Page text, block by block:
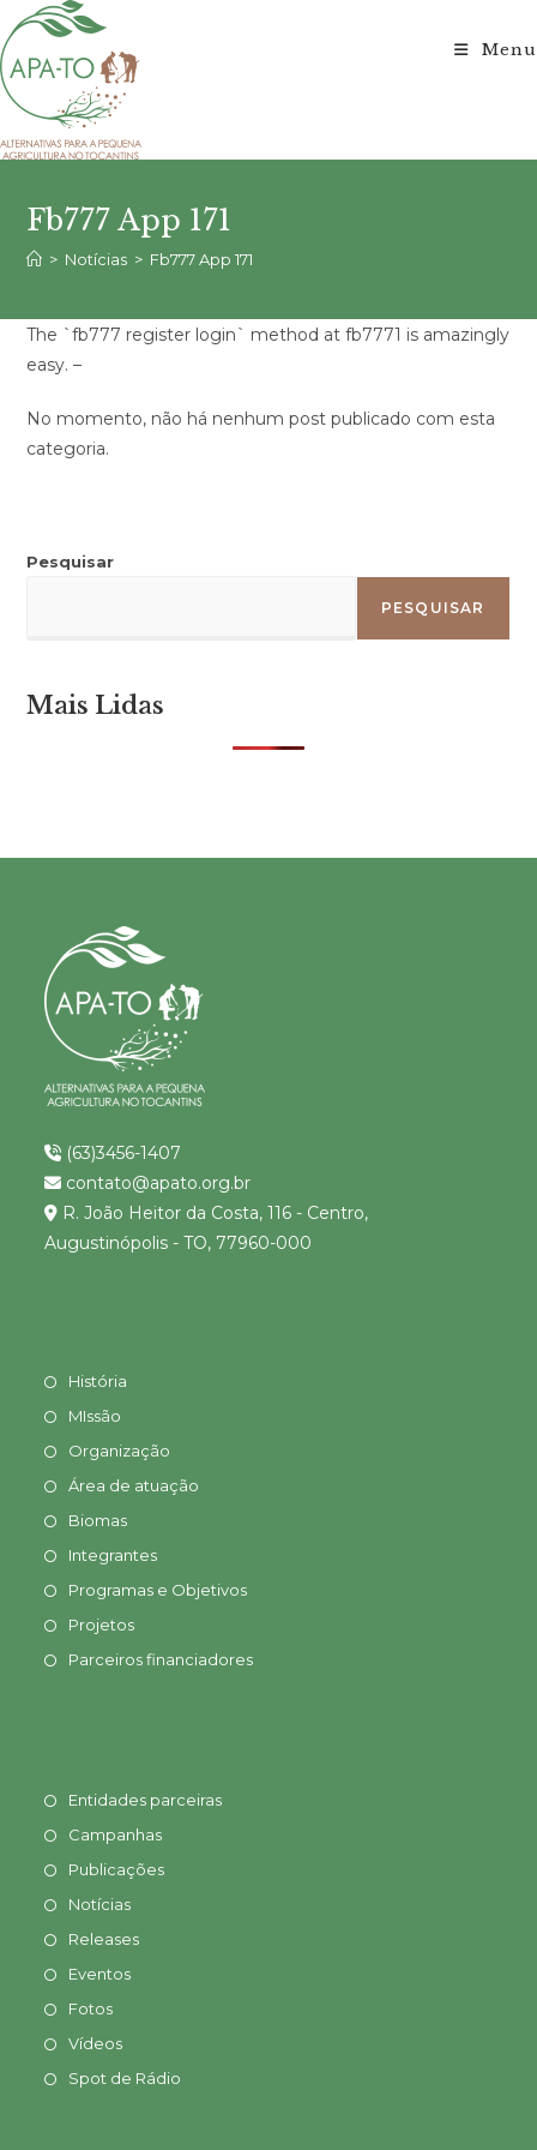
para
o
conteúdo
Menu
Fb777 App 171
> Notícias > Fb777 App 171
The `fb777 register login` method at fb7771 is amazingly
easy. –
No momento, não há nenhum post publicado com esta
categoria.
Pesquisar
PESQUISAR
Mais Lidas
(63)3456-1407
contato@apato.org.br
R. João Heitor da Costa, 116 - Centro,
Augustinópolis - TO, 77960-000
História
MIssão
Organização
Área de atuação
Biomas
Integrantes
Programas e Objetivos
Projetos
Parceiros financiadores
Entidades parceiras
Campanhas
Publicações
Notícias
Releases
Eventos
Fotos
Vídeos
Spot de Rádio